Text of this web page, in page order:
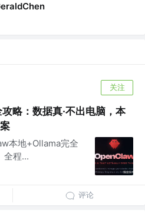
关注
略：数据真·不出电脑，本
本地+Ollama完全
全程...
评论